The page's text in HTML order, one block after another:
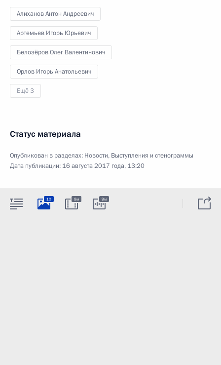
Алиханов Антон Андреевич
Артемьев Игорь Юрьевич
Белозёров Олег Валентинович
Орлов Игорь Анатольевич
Ещё 3
Статус материала
Опубликован в разделах: Новости, Выступления и стенограммы
Дата публикации: 16 августа 2017 года, 13:20
10 9м 9м